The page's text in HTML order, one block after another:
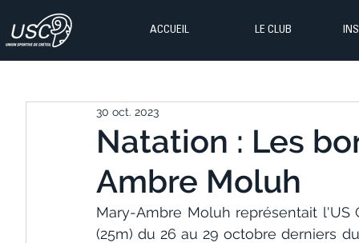
ACCUEIL LE CLUB
Natation : Les
Ambre Moluh
30 oct. 2023
Mary-Ambre Moluh représentait l'US
(25m) du 26 au 29 octobre derniers